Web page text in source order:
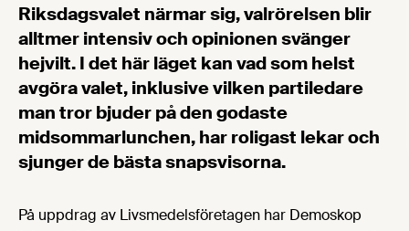
Riksdagsvalet närmar sig, valrörelsen blir
alltmer intensiv och opinionen svänger
hejvilt. I det här läget kan vad som helst
avgöra valet, inklusive vilken partiledare
man tror bjuder på den godaste
midsommarlunchen, har roligast lekar och
sjunger de bästa snapsvisorna.
På uppdrag av Livsmedelsföretagen har Demoskop